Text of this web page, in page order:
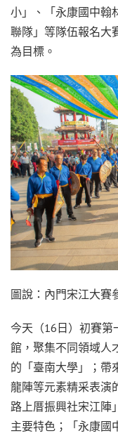
小」、「永康國中翰
聯隊」等隊伍報名大
為目標。
圖說：內門宋江大賽
今天（16日）初賽第
館，聚集不同領域人
的「臺南大學」；帶
龍陣等元素精采表演
路上厝振興社宋江陣
主要特色；「永康國